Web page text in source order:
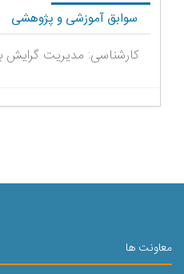
سوابق آموزشی و پژوهشی
کارشناسی: مدیریت گرایش
معاونت ها